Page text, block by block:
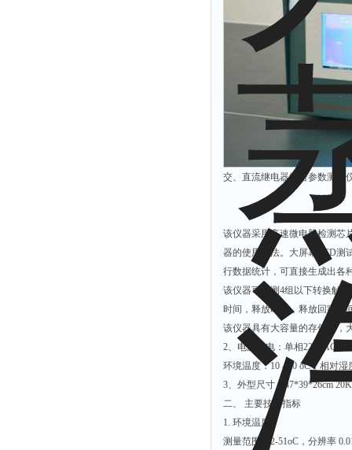
交、直流继电器综合参数测试
该仪器采用高速微电脑检测芯
器的使用方法。大屏幕LCD测
行数据统计，可直接生成出各
该仪器可检测4组以下转换触
时间，释放时间，释放回跳时
该仪器具有大容量的存储器，
2、电源供电：单相220VAC；
环境温度：10 - 40 oC；相对
3、外型尺寸：47*39*26cm
二、 主要技术指标
1. 环境温度：
测量范围：2-51oC，分辨率